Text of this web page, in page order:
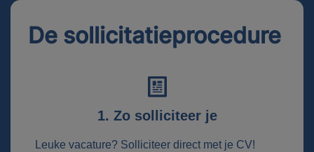
De sollicitatieprocedure
1. Zo solliciteer je
Leuke vacature? Solliciteer direct met je CV!